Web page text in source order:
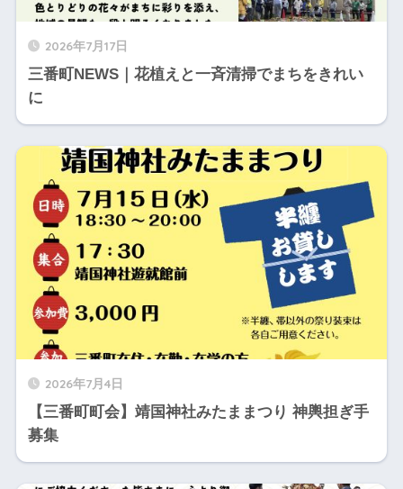
2026年7月17日
三番町NEWS｜花植えと一斉清掃でまちをきれい
に
2026年7月4日
【三番町町会】靖国神社みたままつり 神輿担ぎ手
募集